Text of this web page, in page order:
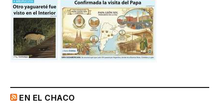
EN EL CHACO